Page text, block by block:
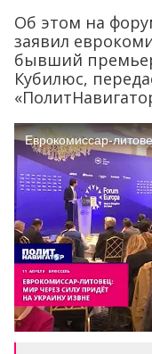
Об этом на
заявил
бывший
Кубилюс,